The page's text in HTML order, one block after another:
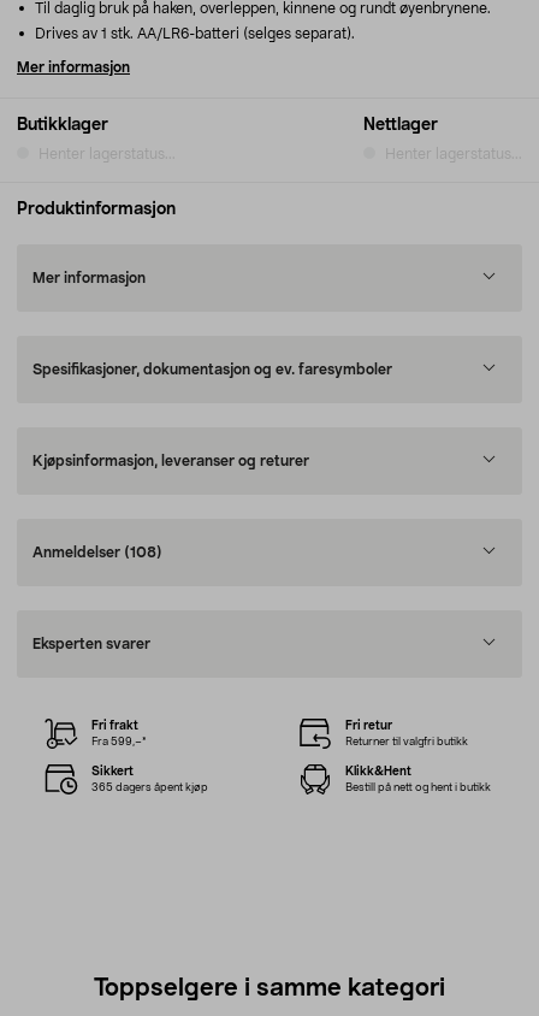
Butikklager
Henter lagerstatus...
Nettlager
Henter lagerstatus...
Til daglig bruk på haken, overleppen, kinnene og rundt øyenbrynene.
Drives av 1 stk. AA/LR6-batteri (selges separat).
Mer informasjon
Produktinformasjon
Mer informasjon
Spesifikasjoner, dokumentasjon og ev. faresymboler
Kjøpsinformasjon, leveranser og returer
Anmeldelser (108)
Eksperten svarer
Fri frakt
Fra 599,–*
Fri retur
Returner til valgfri butikk
Sikkert
365 dagers åpent kjøp
Klikk&Hent
Bestill på nett og hent i butikk
Toppselgere i samme kategori